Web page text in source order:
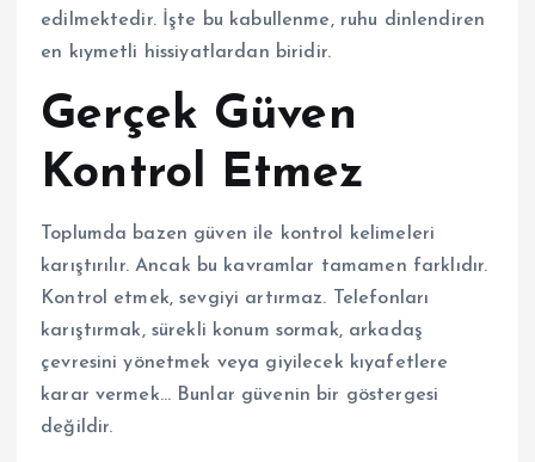
edilmektedir. İşte bu kabullenme, ruhu dinlendiren
en kıymetli hissiyatlardan biridir.
Gerçek Güven
Kontrol Etmez
Toplumda bazen güven ile kontrol kelimeleri
karıştırılır. Ancak bu kavramlar tamamen farklıdır.
Kontrol etmek, sevgiyi artırmaz. Telefonları
karıştırmak, sürekli konum sormak, arkadaş
çevresini yönetmek veya giyilecek kıyafetlere
karar vermek… Bunlar güvenin bir göstergesi
değildir.